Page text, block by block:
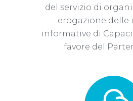
del servizio di
erogazione delle
informative di
favore del